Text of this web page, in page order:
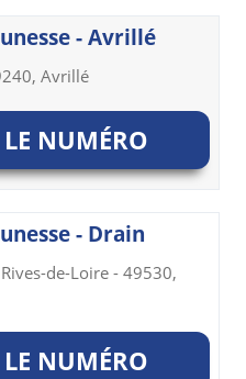
- Avrillé
Avrillé
NUMÉRO
- Drain
de-Loire - 49530,
NUMÉRO